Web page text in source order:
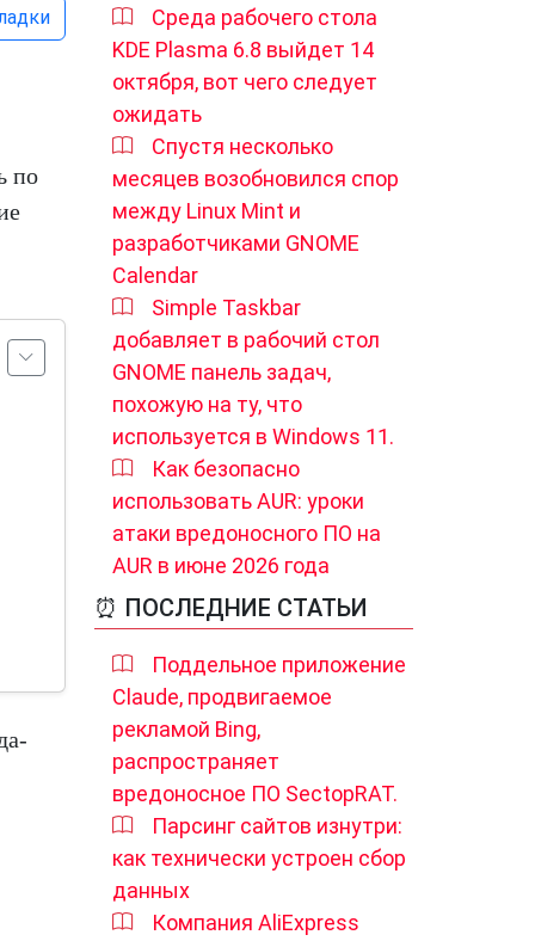
по
Среда рабочего стола
KDE Plasma 6.8 выйдет 14
октября, вот чего следует
ожидать
Спустя несколько
месяцев возобновился спор
между Linux Mint и
разработчиками GNOME
Calendar
Simple Taskbar
добавляет в рабочий стол
GNOME панель задач,
похожую на ту, что
используется в Windows 11.
Как безопасно
использовать AUR: уроки
атаки вредоносного ПО на
AUR в июне 2026 года
⏰ ПОСЛЕДНИЕ СТАТЬИ
Поддельное приложение
Claude, продвигаемое
рекламой Bing,
распространяет
вредоносное ПО SectopRAT.
Парсинг сайтов изнутри:
как технически устроен сбор
данных
Компания AliExpress